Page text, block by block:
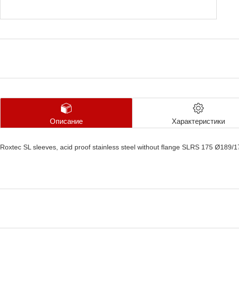
Описание Характеристики
Roxtec SL sleeves, acid proof stainless steel without flange SLRS 175 Ø189/